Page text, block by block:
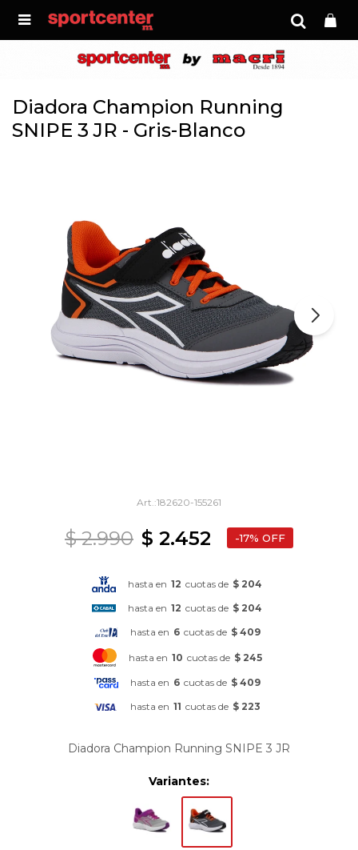

Diadora Champion Running
SNIPE 3 JR - Gris-Blanco
182620-155261
$ 2.452
$ 2.990 17
hasta en 12 cuotas de $ 204
hasta en 12 cuotas de $ 204
hasta en 6 cuotas de $ 409
hasta en 10 cuotas de $ 245
hasta en 6 cuotas de $ 409
hasta en 11 cuotas de $ 223
Diadora Champion Running SNIPE 3 JR
Variantes: